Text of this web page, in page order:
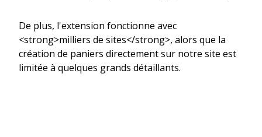
De plus, l'extension fonctionne avec
<strong>milliers de sites</strong>, alors que la
création de paniers directement sur notre site est
limitée à quelques grands détaillants.